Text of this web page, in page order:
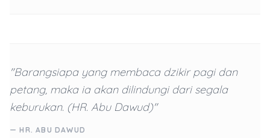
"Barangsiapa yang membaca dzikir pagi dan
petang, maka ia akan dilindungi dari segala
keburukan. (HR. Abu Dawud)"
— HR. ABU DAWUD